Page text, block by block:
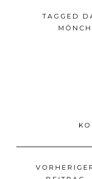
TAGGED